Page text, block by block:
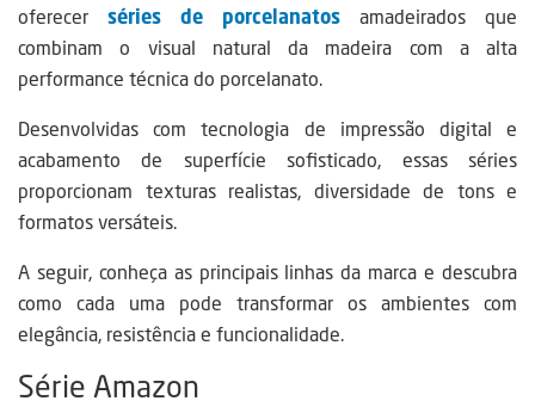
oferecer séries de porcelanatos amadeirados que
combinam o visual natural da madeira com a alta
performance técnica do porcelanato.
Desenvolvidas com tecnologia de impressão digital e
acabamento de superfície sofisticado, essas séries
proporcionam texturas realistas, diversidade de tons e
formatos versáteis.
A seguir, conheça as principais linhas da marca e descubra
como cada uma pode transformar os ambientes com
elegância, resistência e funcionalidade.
Série Amazon